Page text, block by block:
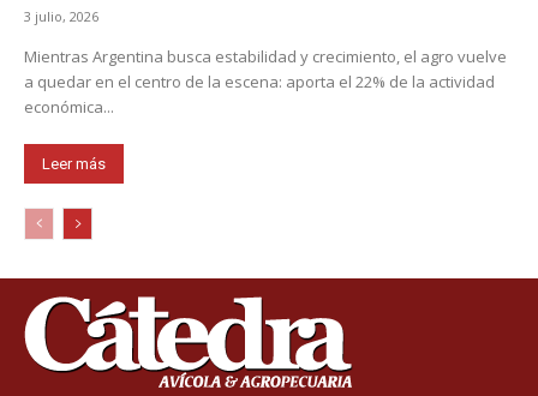
3 julio, 2026
Mientras Argentina busca estabilidad y crecimiento, el agro vuelve
a quedar en el centro de la escena: aporta el 22% de la actividad
económica...
Leer más